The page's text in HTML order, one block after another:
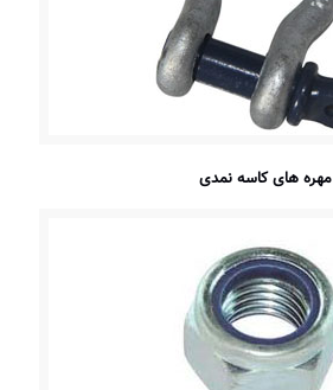
مهره های کاسه نمدی